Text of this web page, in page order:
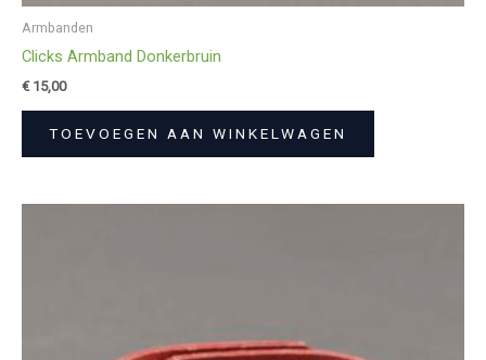
Armbanden
Clicks Armband Donkerbruin
€15,00
TOEVOEGEN AAN WINKELWAGEN